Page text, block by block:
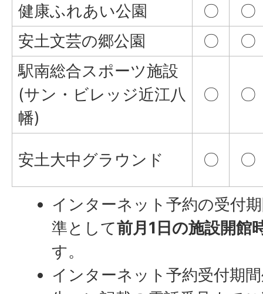
健康ふれあい公園
〇
〇
安土文芸の郷公園
〇
〇
駅南総合スポーツ施設
(サン・ビレッジ近江八
幡)
〇 〇
安土大中グラウンド 〇 〇
インターネット予約の受付
準として前月1日の施設開館
す。
インターネット予約受付期